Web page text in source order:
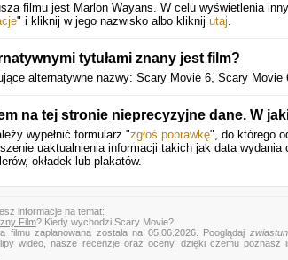
filmu jest Marlon Wayans. W celu wyświetlenia
" i kliknij w jego nazwisko albo kliknij utaj.
tytułami znany jest film?
alternatywne nazwy: Scary Movie 6, Scary Movie
na tej stronie nieprecyzyjne dane. W
wypełnić formularz "zgłoś poprawkę", do którego
uaktualnienia informacji takich jak data
okładek lub plakatów.
informacje na temat:
Film? Kiedy wychodzi Scary Movie?
filmu zaplanowana została na 05.06.2026. Pooglądaj zwiastun
wideo, nasze recenzje oraz oceny, dzięki czemu